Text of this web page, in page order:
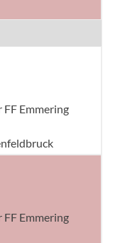
FF Emmering
FF Emmering